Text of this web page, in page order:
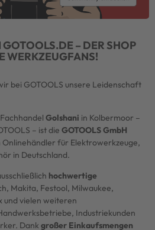
– DER SHOP
WERKZEUGFANS!
bei GOTOOLS unsere Leidenschaft
Golshani in Kolbermoor –
– ist die GOTOOLS GmbH
für Elektrowerkzeuge,
in Deutschland.
hochwertige
Makita, Festool, Milwaukee,
und vielen weiteren
Industriekunden
Dank großer Einkaufsmengen